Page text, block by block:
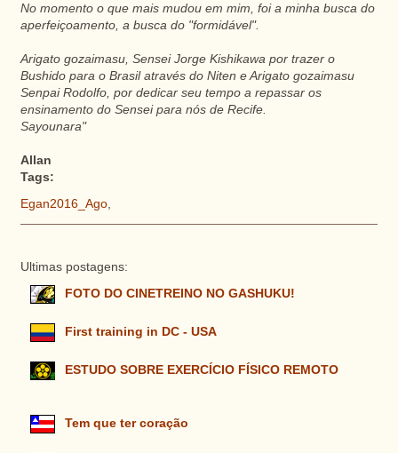
No momento o que mais mudou em mim, foi a minha busca do
aperfeiçoamento, a busca do "formidável".
Arigato gozaimasu, Sensei Jorge Kishikawa por trazer o
Bushido para o Brasil através do Niten e Arigato gozaimasu
Senpai Rodolfo, por dedicar seu tempo a repassar os
ensinamento do Sensei para nós de Recife.
Sayounara"
Allan
Tags:
Egan2016_Ago,
Ultimas postagens:
FOTO DO CINETREINO NO GASHUKU!
First training in DC - USA
ESTUDO SOBRE EXERCÍCIO FÍSICO REMOTO
Tem que ter coração